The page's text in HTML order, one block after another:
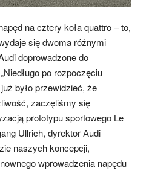
na cztery koła quattro – to,
się dwoma różnymi
doprowadzone do
po rozpoczęciu
było przewidzieć, że
zaczęliśmy się
prototypu sportowego Le
Ullrich, dyrektor Audi
naszych koncepcji,
wprowadzenia napędu